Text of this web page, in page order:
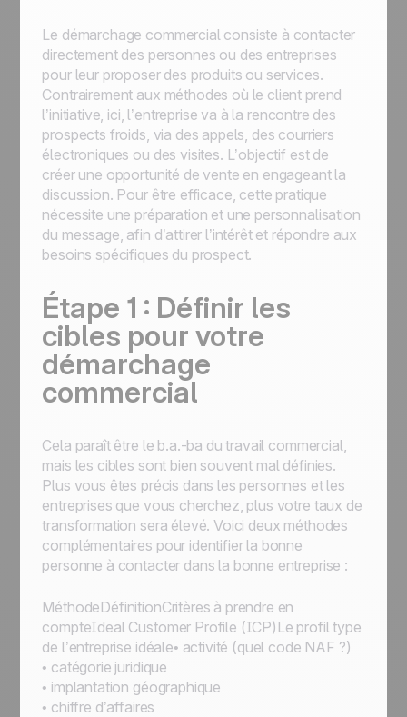
Le démarchage commercial consiste à contacter
directement des personnes ou des entreprises
pour leur proposer des produits ou services.
Contrairement aux méthodes où le client prend
l’initiative, ici, l’entreprise va à la rencontre des
prospects froids, via des appels, des courriers
électroniques ou des visites. L’objectif est de
créer une opportunité de vente en engageant la
discussion. Pour être efficace, cette pratique
nécessite une préparation et une personnalisation
du message, afin d’attirer l’intérêt et répondre aux
besoins spécifiques du prospect.
Étape 1 : Définir les
cibles pour votre
démarchage
commercial
Cela paraît être le b.a.-ba du travail commercial,
mais les cibles sont bien souvent mal définies.
Plus vous êtes précis dans les personnes et les
entreprises que vous cherchez, plus votre taux de
transformation sera élevé. Voici deux méthodes
complémentaires pour identifier la bonne
personne à contacter dans la bonne entreprise :
MéthodeDéfinitionCritères à prendre en
compteIdeal Customer Profile (ICP)Le profil type
de l’entreprise idéale• activité (quel code NAF ?)
• catégorie juridique
• implantation géographique
• chiffre d’affaires